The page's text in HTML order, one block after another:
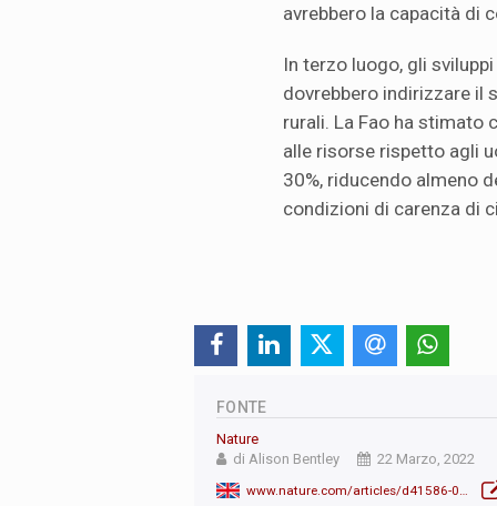
avrebbero la capacità di
In terzo luogo, gli
dovrebbero indirizzare il
rurali. La Fao ha stimato
alle risorse rispetto agli
30%, riducendo almeno
condizioni di carenza di
FONTE
Nature
di Alison Bentley
22 Marzo, 2022